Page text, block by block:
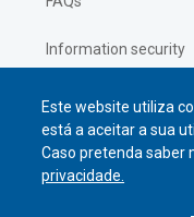
Este website utiliza
está a aceitar a sua
Caso pretenda saber
privacidade.
Information security
Privacy policy